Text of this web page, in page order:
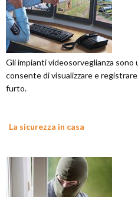
Gli impianti videosorveglianza sono
consente di visualizzare e
furto.
La sicurezza in casa